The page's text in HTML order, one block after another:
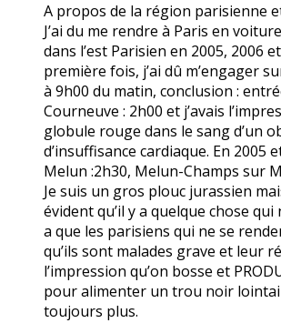
A propos de la région parisienne
J’ai du me rendre à Paris en
dans l’est Parisien en 2005, 2006
première fois, j’ai dû m’engager
à 9h00 du matin, conclusion :
Courneuve : 2h00 et j’avais
globule rouge dans le sang d’un
d’insuffisance cardiaque. En 2005
Melun :2h30, Melun-Champs sur
Je suis un gros plouc jurassien
évident qu’il y a quelque chose qui
a que les parisiens qui ne se
qu’ils sont malades grave et leur
l’impression qu’on bosse et
pour alimenter un trou noir
toujours plus.